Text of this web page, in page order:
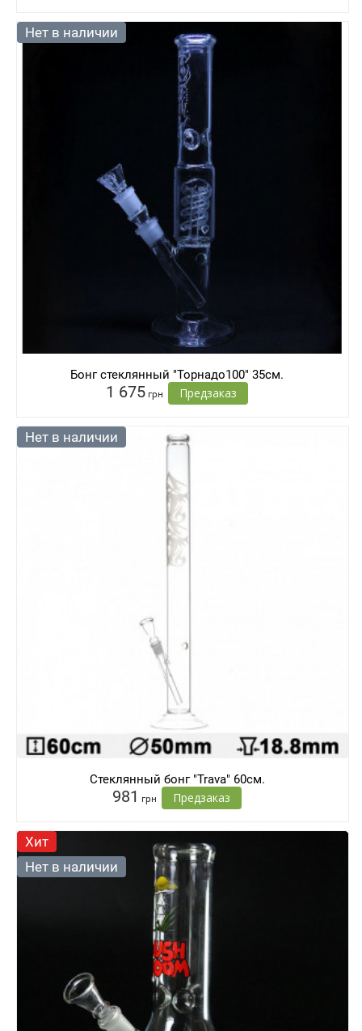
Нет в наличии
Бонг стеклянный "Торнадо100" 35см.
1 675 грн Предзаказ
Нет в наличии
Стеклянный бонг "Trava" 60см.
981 грн Предзаказ
Хит
Нет в наличии